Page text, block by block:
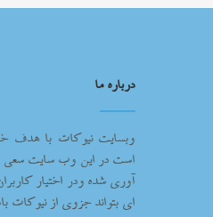
درباره ما
وبسایت نیوکات با هدف
است در این وب سایت سعی
آوری شده ودر اختیار
ای بتواند جزوی از نیوکات